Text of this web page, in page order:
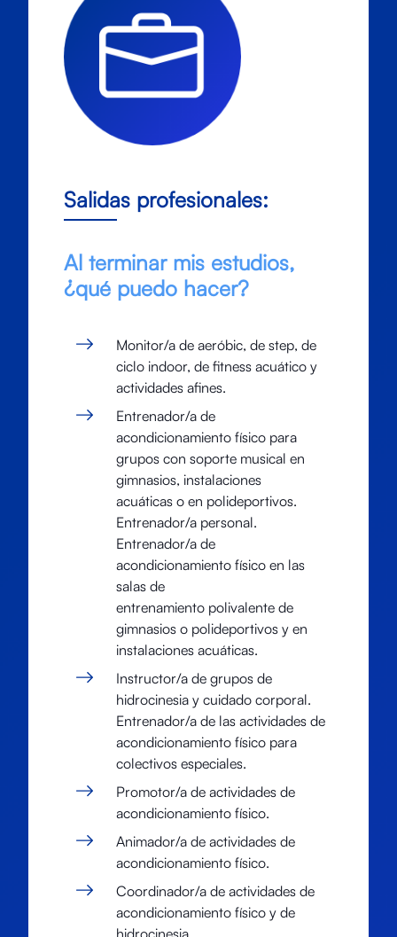
Salidas profesionales:
Al terminar mis estudios,
¿qué puedo hacer?
Monitor/a de aeróbic, de step, de
ciclo indoor, de fitness acuático y
actividades afines.
Entrenador/a de
acondicionamiento físico para
grupos con soporte musical en
gimnasios, instalaciones
acuáticas o en polideportivos.
Entrenador/a personal.
Entrenador/a de
acondicionamiento físico en las
salas de
entrenamiento polivalente de
gimnasios o polideportivos y en
instalaciones acuáticas.
Instructor/a de grupos de
hidrocinesia y cuidado corporal.
Entrenador/a de las actividades de
acondicionamiento físico para
colectivos especiales.
Promotor/a de actividades de
acondicionamiento físico.
Animador/a de actividades de
acondicionamiento físico.
Coordinador/a de actividades de
acondicionamiento físico y de